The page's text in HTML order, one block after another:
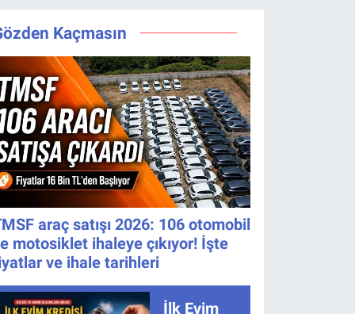
Kaçmasın
araç satışı 2026: 106 otomobil
motosiklet ihaleye çıkıyor! İşte
ve ihale tarihleri
İlk Evim